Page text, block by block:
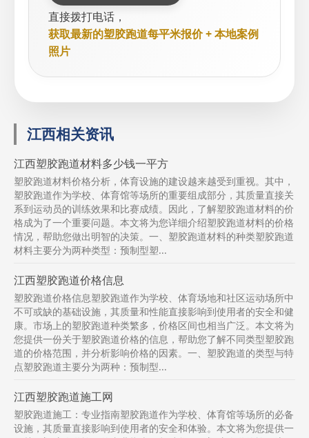
直接拨打电话，
获取最新的塑胶跑道每平米报价 + 本地案例
照片
江西相关资讯
江西塑胶跑道材料多少钱一平方
塑胶跑道材料价格分析，体育设施的建设越来越受到重视。其中，
塑胶跑道作为学校、体育馆等场所的重要组成部分，其质量直接关
系到运动员的训练效果和比赛成绩。因此，了解塑胶跑道材料的价
格成为了一个重要问题。本文将为您详细介绍塑胶跑道材料的价格
情况，帮助您做出明智的决策。一、塑胶跑道材料的种类塑胶跑道
材料主要分为两种类型：预制型塑...
江西塑胶跑道价格信息
塑胶跑道价格信息塑胶跑道作为学校、体育场地和社区运动场所中
不可或缺的基础设施，其质量和性能直接影响到使用者的安全和健
康。市场上的塑胶跑道种类繁多，价格区间也相当广泛。本文将为
您提供一份关于塑胶跑道价格的信息，帮助您了解不同类型塑胶跑
道的价格范围，并分析影响价格的因素。一、塑胶跑道的类型与特
点塑胶跑道主要分为两种：预制型...
江西塑胶跑道施工网
塑胶跑道施工：专业指南塑胶跑道作为学校、体育馆等场所的必备
设施，其质量直接影响到使用者的安全和体验。本文将为您提供一